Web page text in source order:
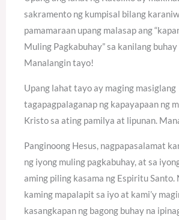
sakramento ng kumpisal bilang
pamamaraan upang malasap ang
Muling Pagkabuhay” sa kanilang
Manalangin tayo!
Upang lahat tayo ay maging masiglang
tagapagpalaganap ng kapayapaan ng
Kristo sa ating pamilya at lipunan.
Panginoong Hesus, nagpapasalamat
ng iyong muling pagkabuhay, at sa
aming piling kasama ng Espiritu Santo.
kaming mapalapit sa iyo at kami’y
kasangkapan ng bagong buhay na